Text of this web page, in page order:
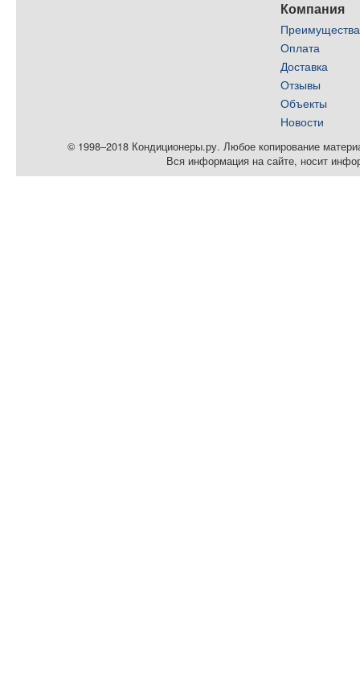
Компания
Преимущества
Оплата
Доставка
Отзывы
Объекты
Новости
© 1998–2018 Кондиционеры.ру. Любое копирование
Вся информация на сайте, носит